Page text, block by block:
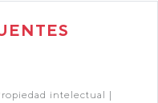
intelectual |